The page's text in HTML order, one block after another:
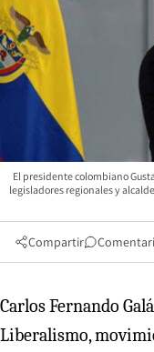
El presidente colombiano
legisladores regionales y
Compartir
Carlos Fernando
Liberalismo,